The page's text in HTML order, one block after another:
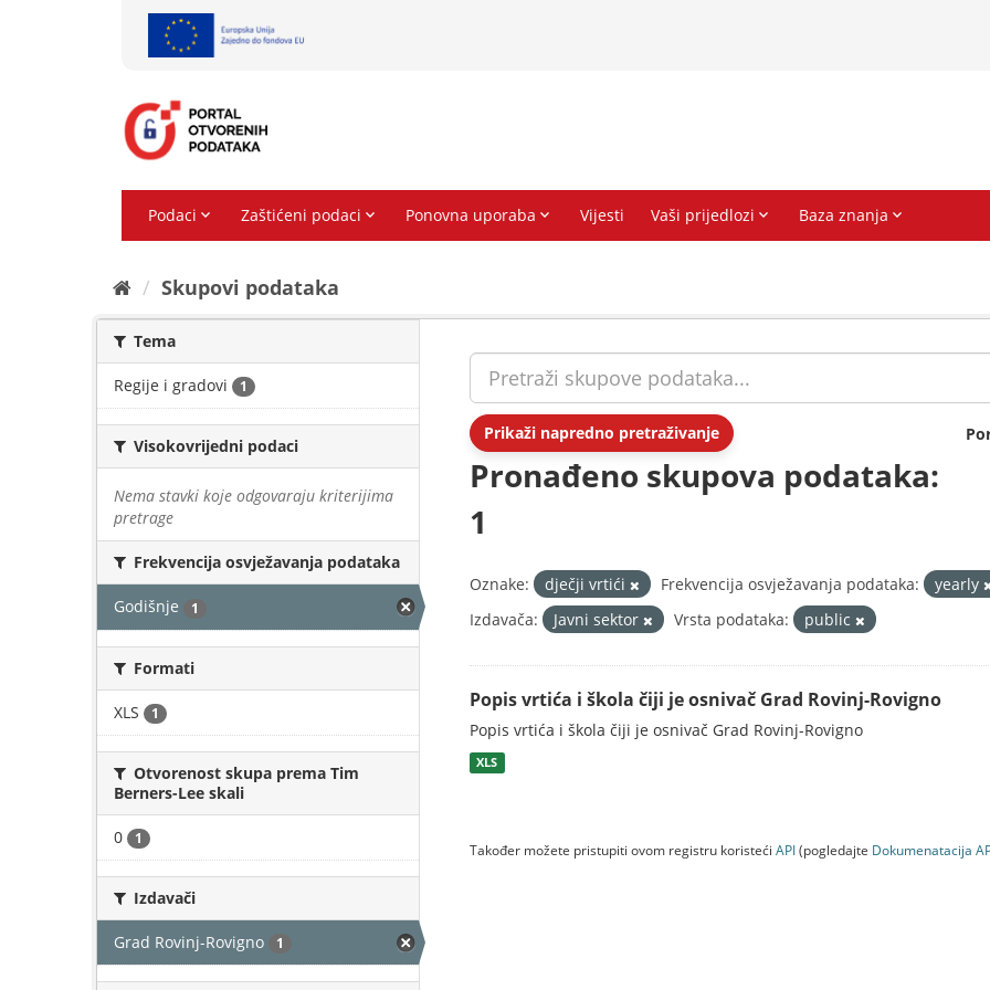
Skupovi podаtаkа
Tema
Regije i gradovi 1
Visokovrijedni podaci
Nema stavki koje odgovaraju kriterijima
pretrage
Frekvencija osvježavanja podataka
Godišnje 1
Formati
XLS 1
Otvorenost skupa prema Tim
Berners-Lee skali
0 1
Izdavači
Grad Rovinj-Rovigno 1
Prikaži napredno pretraživanje
Pronađeno skupova podataka:
1
Oznake: dječji vrtići Frekvencija osvježavanja podataka:
yearly
Izdavača:
Javni sektor Vrsta podataka: public
Popis vrtića i škola čiji je osnivač Grad Rovinj-Rovigno
Popis vrtića i škola čiji je osnivač Grad Rovinj-Rovigno
XLS
Također možete pristupiti ovom registru koristeći API(pogledajte Dokumenаtаcijа